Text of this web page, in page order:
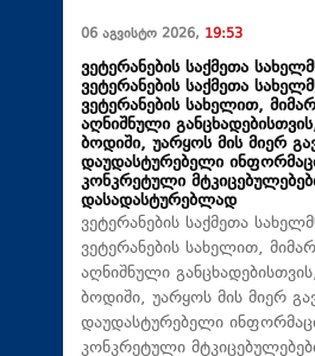
06 აგვისტო 2026, 19:53
ვეტერანების საქმეთა
ვეტერანების საქმეთა
ვეტერანების სახელით,
აღნიშნული
ბოდიში, უარყოს მის მიერ
დაუდასტურებელი
კონკრეტული
დასადასტურებლად
ვეტერანების საქმეთა
ვეტერანების სახელით,
აღნიშნული
ბოდიში, უარყოს მის მიერ
დაუდასტურებელი
კონკრეტული